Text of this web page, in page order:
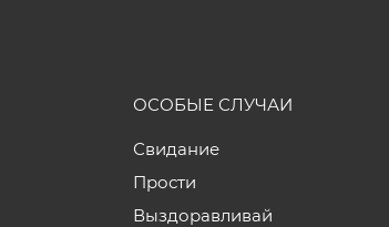
ОСОБЫЕ СЛУЧАИ
Свидание
Прости
Выздоравливай